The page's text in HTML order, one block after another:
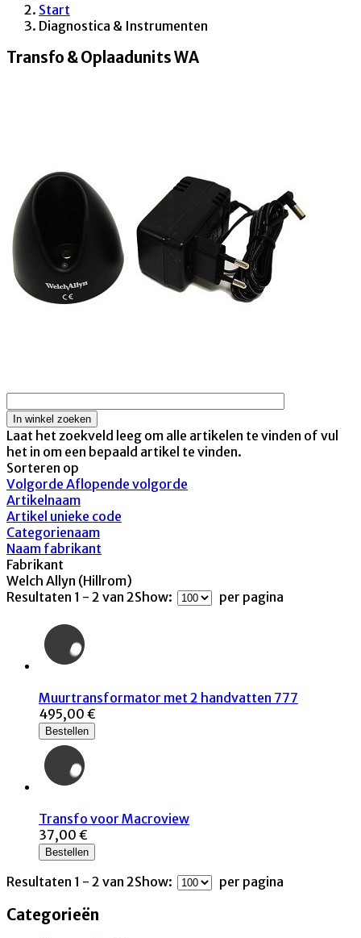
Start
Diagnostica & Instrumenten
Transfo & Oplaadunits WA
Laat het zoekveld leeg om alle artikelen te vinden of vul
het in om een bepaald artikel te vinden.
Sorteren op
Volgorde Aflopende volgorde
Artikelnaam
Artikel unieke code
Categorienaam
Naam fabrikant
Fabrikant
Welch Allyn (Hillrom)
Resultaten 1 - 2 van 2Show: per pagina
Muurtransformator met 2 handvatten 777
495,00 €
Bestellen
Transfo voor Macroview
37,00 €
Bestellen
Resultaten 1 - 2 van 2Show: per pagina
Categorieën